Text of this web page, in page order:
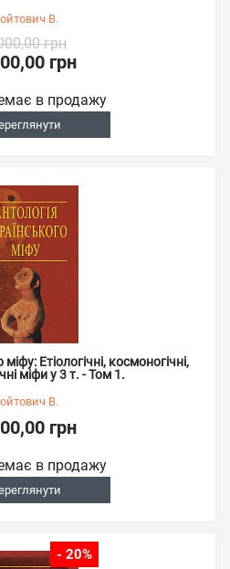
В.
грн
грн
в продажу
Етіологічні, космоногічні,
міфи у 3 т. - Том 1.
В.
грн
в продажу
- 20%